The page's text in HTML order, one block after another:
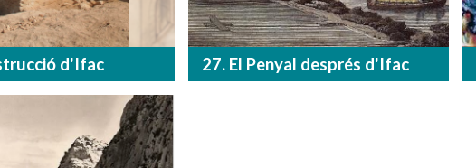
d'Ifac 27. El Penyal després d'Ifac